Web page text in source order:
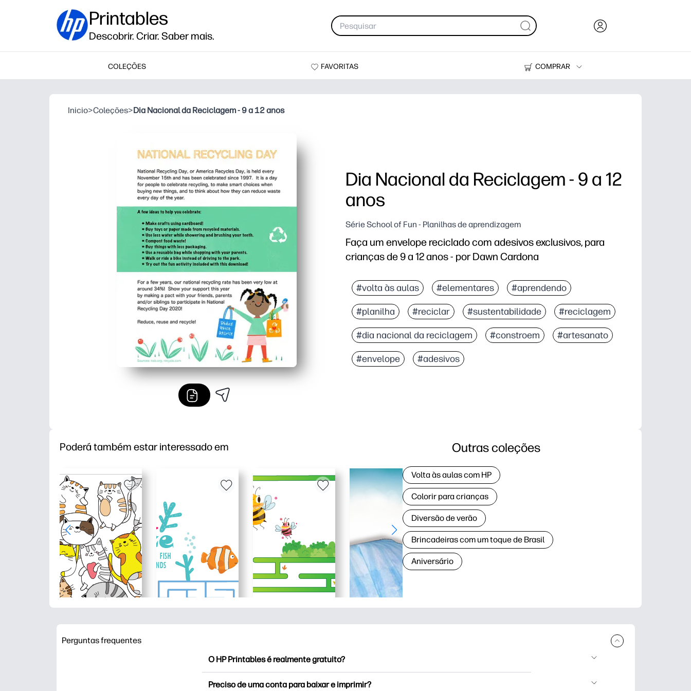
Printables
Descobrir. Criar. Saber mais.
COLEÇÕES FAVORITAS
COMPRAR
Suprimentos
Inicio>Coleções>Dia Nacional da Reciclagem - 9 a 12 anos
Dia Nacional da Reciclagem - 9 a 12
anos
Série School of Fun - Planilhas de aprendizagem
Faça um envelope reciclado com adesivos exclusivos, para
crianças de 9 a 12 anos - por Dawn Cardona
#volta às aulas #elementares #aprendendo
#planilha #reciclar #sustentabilidade #reciclagem
#dia nacional da reciclagem #constroem #artesanato
#envelope #adesivos
Poderá também estar interessado em Outras coleções
Volta às aulas com HP
Colorir para crianças
Diversão de verão
Brincadeiras com um toque de Brasil
Aniversário
Perguntas frequentes
O HP Printables é realmente gratuito?
Preciso de uma conta para baixar e imprimir?